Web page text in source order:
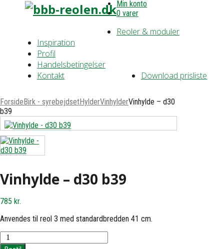
Min konto
0 varer
Reoler & moduler
Inspiration
Profil
Handelsbetingelser
Download prisliste
Kontakt
ForsideBirk - syrebejdsetHylderVinhylderVinhylde – d30
b39
Vinhylde – d30 b39
785 kr.
Anvendes til reol 3 med standardbredden 41 cm.
Vinhylde
-